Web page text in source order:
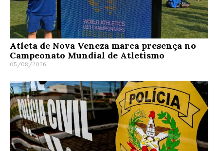
Atleta de Nova Veneza marca presença no
Campeonato Mundial de Atletismo
05/08/2026